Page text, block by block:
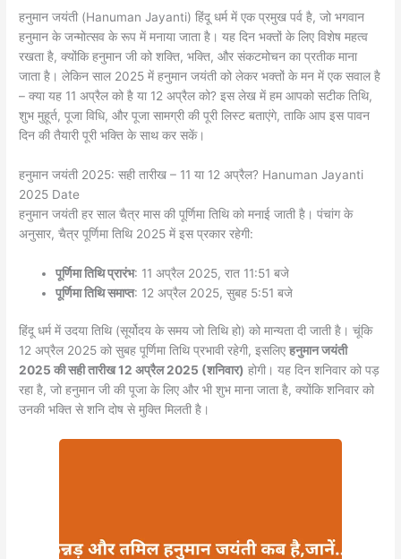
हनुमान जयंती (Hanuman Jayanti) हिंदू धर्म में एक प्रमुख पर्व है, जो भगवान
हनुमान के जन्मोत्सव के रूप में मनाया जाता है। यह दिन भक्तों के लिए विशेष महत्व
रखता है, क्योंकि हनुमान जी को शक्ति, भक्ति, और संकटमोचन का प्रतीक माना
जाता है। लेकिन साल 2025 में हनुमान जयंती को लेकर भक्तों के मन में एक सवाल है
– क्या यह 11 अप्रैल को है या 12 अप्रैल को? इस लेख में हम आपको सटीक तिथि,
शुभ मुहूर्त, पूजा विधि, और पूजा सामग्री की पूरी लिस्ट बताएंगे, ताकि आप इस पावन
दिन की तैयारी पूरी भक्ति के साथ कर सकें।
हनुमान जयंती 2025: सही तारीख – 11 या 12 अप्रैल? Hanuman Jayanti
2025 Date
हनुमान जयंती हर साल चैत्र मास की पूर्णिमा तिथि को मनाई जाती है। पंचांग के
अनुसार, चैत्र पूर्णिमा तिथि 2025 में इस प्रकार रहेगी:
पूर्णिमा तिथि प्रारंभ: 11 अप्रैल 2025, रात 11:51 बजे
पूर्णिमा तिथि समाप्त: 12 अप्रैल 2025, सुबह 5:51 बजे
हिंदू धर्म में उदया तिथि (सूर्योदय के समय जो तिथि हो) को मान्यता दी जाती है। चूंकि
12 अप्रैल 2025 को सुबह पूर्णिमा तिथि प्रभावी रहेगी, इसलिएहनुमान जयंती
2025 की सही तारीख 12 अप्रैल 2025 (शनिवार) होगी। यह दिन शनिवार को पड़
रहा है, जो हनुमान जी की पूजा के लिए और भी शुभ माना जाता है, क्योंकि शनिवार को
उनकी भक्ति से शनि दोष से मुक्ति मिलती है।